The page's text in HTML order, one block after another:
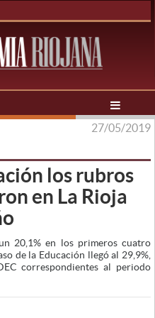
27/05/2019
los rubros
en La Rioja
20,1% en los primeros cuatro
de la Educación llegó al 29,9%,
correspondientes al periodo